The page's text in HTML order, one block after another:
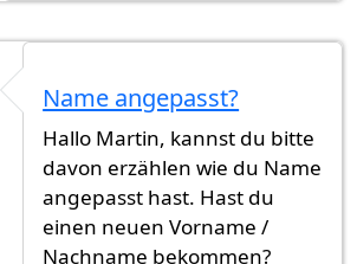
Unglaublich Schnell 4 Monate in
Name angepasst?
Hallo Martin, kannst du bitte
davon erzählen wie du Name
angepasst hast. Hast du
einen neuen Vorname /
Nachname bekommen?